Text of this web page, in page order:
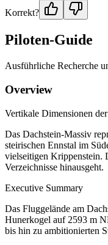
Korrekt?
Piloten-Guide
Ausführliche Recherche
Overview
Vertikale Dimensionen
Das Dachstein-Massiv
steirischen Ennstal im
vielseitigen Krippenstein.
Verzeichnisse hinausgeht.
Executive Summary
Das Fluggelände am
Hunerkogel auf 2593 m
bis hin zu ambitionierten